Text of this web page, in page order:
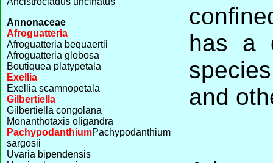
Annonaceae
Afroguatteria
Afroguatteria bequaertii
Afroguatteria globosa
Boutiquea platypetala
Exellia
Exellia scamnopetala
Gilbertiella
Gilbertiella congolana
Monanthotaxis oligandra
PachypodanthiumPachypodanthium
sargosii
Uvaria bipendensis
has a
and